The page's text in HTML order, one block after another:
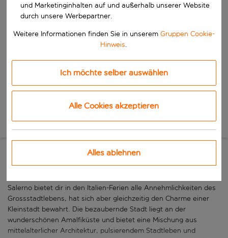
Beginne mit der Eingabe für die automatische
W&auml;hle ein Ab- und R&uuml;ckflugdatum aus.
Wähle deine Reisedaten
Wann
Suchen
Neue Suche
EIN JUWEL AN DER AMALFIKÜSTE
Salerno bietet dir in den Italien-Ferien alle Annehmlichkeiten des
Grossstadtlebens, hat sich aber gleichzeitig den Charme einer
Kleinstadt bewahrt. Die bezaubernde Stadt liegt an der
wunderschönen Amalfiküste und bietet eine Mischung aus
mittelalterlicher Architektur, pulsierendem Stadtleben und
und Marketinginhalten auf und außerhalb unserer Website
durch unsere Werbepartner.
Weitere Informationen finden Sie in unserem Gruppen Cookie-
Hinweis.
Ich möchte selber auswählen
Alle Cookies akzeptieren
Alles ablehnen